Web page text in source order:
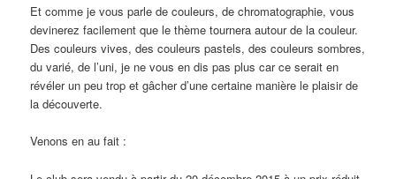
Et comme je vous parle de couleurs, de chromatographie, vous
devinerez facilement que le thème tournera autour de la couleur.
Des couleurs vives, des couleurs pastels, des couleurs sombres,
du varié, de l’uni, je ne vous en dis pas plus car ce serait en
révéler un peu trop et gâcher d’une certaine manière le plaisir de
la découverte.
Venons en au fait :